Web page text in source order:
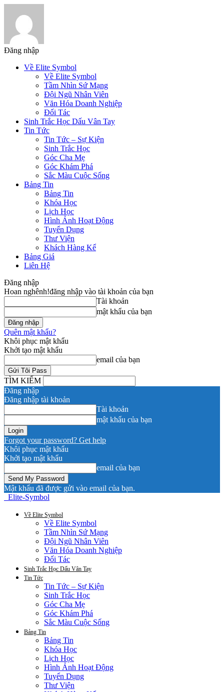
Đăng nhập
Về Elite Symbol
Về Elite Symbol
Tầm Nhìn Sứ Mạng
Đội Ngũ Nhân Viên
Văn Hóa Doanh Nghiệp
Đối Tác
Sinh Trắc Học Dấu Vân Tay
Tin Tức
Tin Tức – Sự Kiện
Sinh Trắc Học
Góc Cha Mẹ
Góc Khám Phá
Sắc Màu Cuộc Sống
Bảng Tin
Bảng Tin
Khóa Học
Lịch Học
Hình Ảnh Hoạt Động
Tuyển Dụng
Thư Viện
Khách Hàng Kể
Bảng Giá
Liên Hệ
Đăng nhập
Hoan nghênh!đăng nhập vào tài khoản của bạn
Tài khoản
mật khẩu của bạn
Quên mật khẩu?
Khôi phục mật khẩu
Khởi tạo mật khẩu
email của bạn
TÌM KIẾM
Đăng nhập
Đăng nhập tài khoản
Tài khoản
mật khẩu của bạn
Forgot your password? Get help
Khôi phục mật khẩu
Khởi tạo mật khẩu
email của bạn
Mật khẩu đã được gửi vào email của bạn.
Elite-Symbol
Về Elite Symbol
Về Elite Symbol
Tầm Nhìn Sứ Mạng
Đội Ngũ Nhân Viên
Văn Hóa Doanh Nghiệp
Đối Tác
Sinh Trắc Học Dấu Vân Tay
Tin Tức
Tin Tức – Sự Kiện
Sinh Trắc Học
Góc Cha Mẹ
Góc Khám Phá
Sắc Màu Cuộc Sống
Bảng Tin
Bảng Tin
Khóa Học
Lịch Học
Hình Ảnh Hoạt Động
Tuyển Dụng
Thư Viện